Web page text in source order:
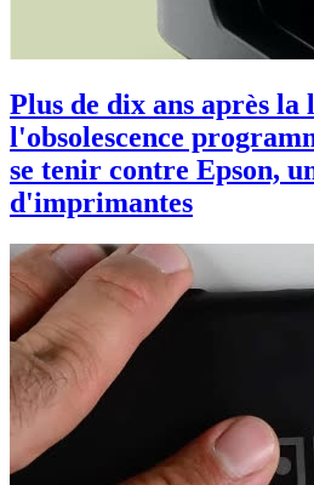
Plus de dix ans après la
l'obsolescence
se tenir contre Epson,
d'imprimantes